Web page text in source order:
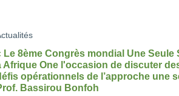
Le 8ème Congrès mondial Une Seule
Afrique One l'occasion de discuter
opérationnels de l’approche une
Bassirou Bonfoh